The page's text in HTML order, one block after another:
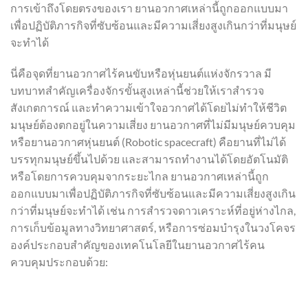
การเข้าถึงโดยตรงของเรา ยานอวกาศเหล่านี้ถูกออกแบบมา
เพื่อปฏิบัติภารกิจที่ซับซ้อนและมีความเสี่ยงสูงเกินกว่าที่มนุษย์
จะทำได้
นี่คือจุดที่ยานอวกาศไร้คนขับหรือหุ่นยนต์แห่งจักรวาล มี
บทบาทสำคัญเครื่องจักรขั้นสูงเหล่านี้ช่วยให้เราสำรวจ
สังเกตการณ์ และทำความเข้าใจอวกาศได้โดยไม่ทำให้ชีวิต
มนุษย์ต้องตกอยู่ในความเสี่ยง ยานอวกาศที่ไม่มีมนุษย์ควบคุม
หรือยานอวกาศหุ่นยนต์ (Robotic spacecraft) คือยานที่ไม่ได้
บรรทุกมนุษย์ขึ้นไปด้วย และสามารถทำงานได้โดยอัตโนมัติ
หรือโดยการควบคุมจากระยะไกล ยานอวกาศเหล่านี้ถูก
ออกแบบมาเพื่อปฏิบัติภารกิจที่ซับซ้อนและมีความเสี่ยงสูงเกิน
กว่าที่มนุษย์จะทำได้ เช่น การสำรวจดาวเคราะห์ที่อยู่ห่างไกล,
การเก็บข้อมูลทางวิทยาศาสตร์, หรือการซ่อมบำรุงในวงโคจร
องค์ประกอบสำคัญของเทคโนโลยีในยานอวกาศไร้คน
ควบคุมประกอบด้วย: